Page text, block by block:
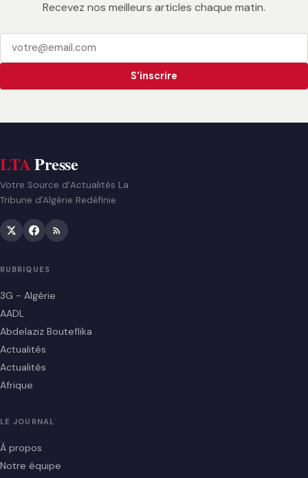
Recevez nos meilleurs articles chaque matin.
S'inscrire
LTAPresse
Votre Source d’Actualités La
Tribune d'Algérie Redéfinie
RUBRIQUES
3G - Algérie
AADL
Abdelaziz Bouteflika
Actualités
Actualités
Afrique
LE JOURNAL
À propos
Notre équipe